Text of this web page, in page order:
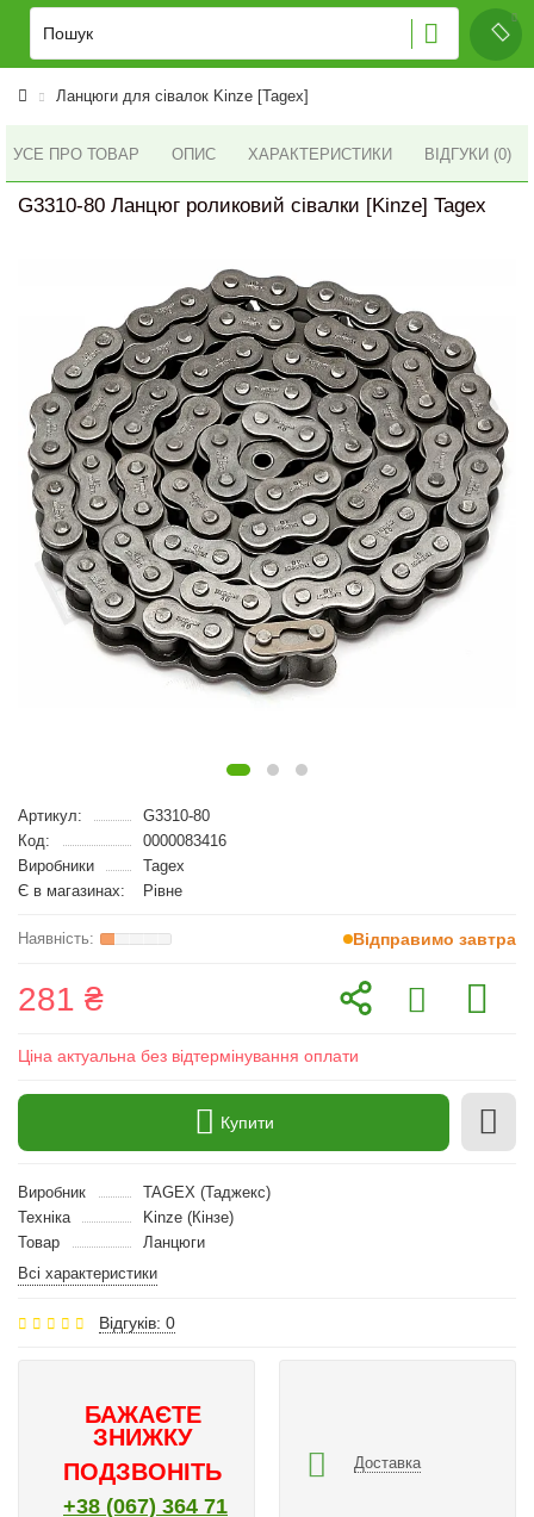
Ланцюги для сівалок Kinze [Tagex]
УСЕ ПРО ТОВАР ОПИС ХАРАКТЕРИСТИКИ ВІДГУКИ (0)
G3310-80 Ланцюг роликовий сівалки [Kinze] Tagex
Артикул:
G3310-80
Код:
0000083416
Виробники
Tagex
Є в магазинах:
Рівне
Відправимо завтра
281 ₴
Ціна актуальна без відтермінування оплати
Купити
Виробник
TAGEX (Таджекс)
Техніка
Kinze (Кінзе)
Товар
Ланцюги
Всі характеристики
Відгуків: 0
БАЖАЄТЕ
ЗНИЖКУ
ПОДЗВОНІТЬ
+38 (067) 364 71
Доставка